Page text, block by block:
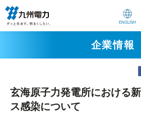
ENGLISH
企業情報
玄海原子力発電所における
ス感染について